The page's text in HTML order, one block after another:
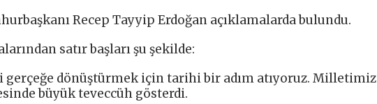
Recep Tayyip Erdoğan açıklamalarda bulundu.
satır başları şu şekilde:
gerçeğe dönüştürmek için tarihi bir adım atıyoruz. Milletimiz
büyük teveccüh gösterdi.